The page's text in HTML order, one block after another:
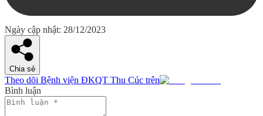
Ngày cập nhật: 28/12/2023
Chia sẻ
Theo dõi Bệnh viện ĐKQT Thu Cúc trên
Bình luận